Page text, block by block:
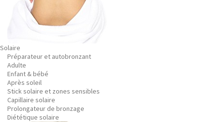
Solaire
Préparateur et autobronzant
Adulte
Enfant & bébé
Après soleil
Stick solaire et zones sensibles
Capillaire solaire
Prolongateur de bronzage
Diététique solaire